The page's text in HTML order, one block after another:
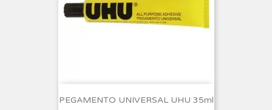
PEGAMENTO UNIVERSAL UHU 35ml